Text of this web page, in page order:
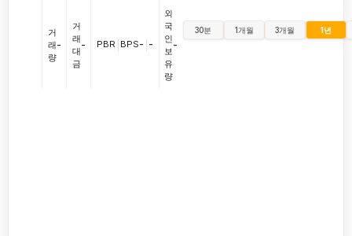
거
래
량
-
거
래
대
금
- PBR BPS- -
외
국
인
보
유
량
-
30분 1개월 3개월 1년